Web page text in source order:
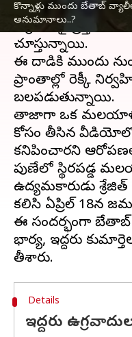
కొన్నాళ్లు ముందు బేతాబ్‌
అనుమానాలు..?
పహల్గాం సమీపంలోని
ఉగ్రదాడిపై ప్రస్తుతం
చూస్తున్నాయి.
ఈ దాడికి ముందు
ప్రాంతాల్లో రెక్కీ
బలపడుతున్నాయి.
తాజాగా ఒక మలయాళ
కోసం తీసిన వీడియోలో
కనిపించారని
పుణేలో స్థిరపడ్డ
ఉద్యమకారుడు
కలిసి ఏప్రిల్‌ 18న
ఈ సందర్భంగా
భార్య, ఇద్దరు
Details
ఇద్దరు